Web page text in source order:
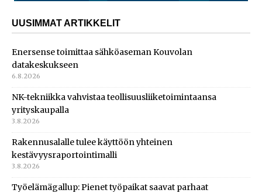
UUSIMMAT ARTIKKELIT
Enersense toimittaa sähköaseman Kouvolan
datakeskukseen
6.8.2026
NK-tekniikka vahvistaa teollisuusliiketoimintaansa
yrityskaupalla
3.8.2026
Rakennusalalle tulee käyttöön yhteinen
kestävyysraportointimalli
3.8.2026
Työelämägallup: Pienet työpaikat saavat parhaat